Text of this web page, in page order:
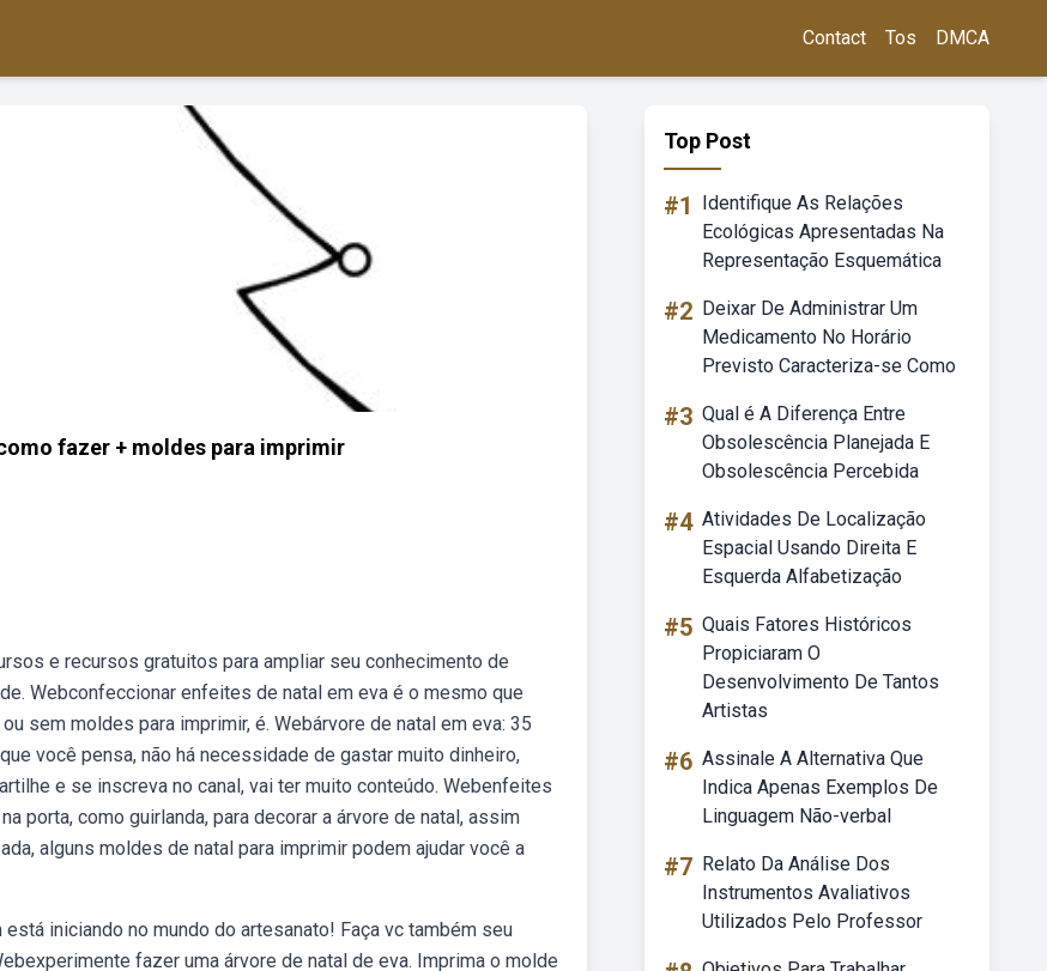
Contact Tos DMCA
fazer + moldes para imprimir
e recursos gratuitos para ampliar seu conhecimento de
Webconfeccionar enfeites de natal em eva é o mesmo que
sem moldes para imprimir, é. Webárvore de natal em eva: 35
você pensa, não há necessidade de gastar muito dinheiro,
e se inscreva no canal, vai ter muito conteúdo. Webenfeites
porta, como guirlanda, para decorar a árvore de natal, assim
alguns moldes de natal para imprimir podem ajudar você a
iniciando no mundo do artesanato! Faça vc também seu
fazer uma árvore de natal de eva. Imprima o molde
Top Post
#1
Identifique As Relações
Ecológicas Apresentadas Na
Representação Esquemática
#2 Deixar De Administrar Um
Medicamento No Horário
Previsto Caracteriza-se Como
#3 Qual é A Diferença Entre
Obsolescência Planejada E
Obsolescência Percebida
#4 Atividades De Localização
Espacial Usando Direita E
Esquerda Alfabetização
#5 Quais Fatores Históricos
Propiciaram O
Desenvolvimento De Tantos
Artistas
#6 Assinale A Alternativa Que
Indica Apenas Exemplos De
Linguagem Não-verbal
#7 Relato Da Análise Dos
Instrumentos Avaliativos
Utilizados Pelo Professor